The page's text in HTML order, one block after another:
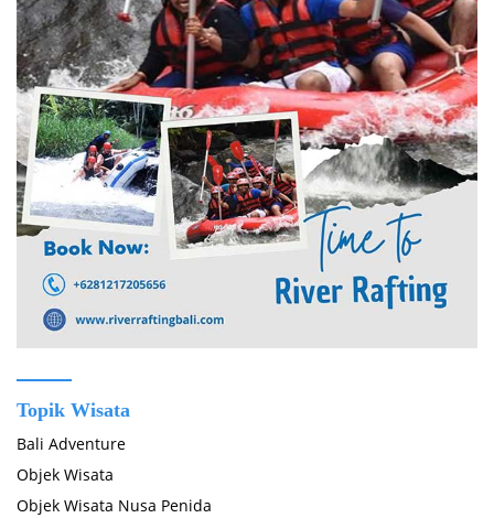
Topik Wisata
Bali Adventure
Objek Wisata
Objek Wisata Nusa Penida